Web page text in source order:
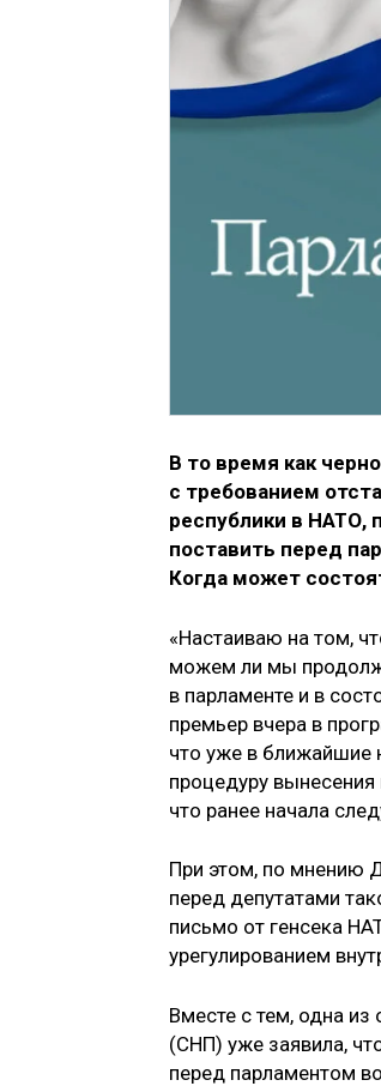
В то время как
с требованием
республики в НАТО,
поставить перед
Когда может
«Настаиваю на том,
можем ли мы
в парламенте и в
премьер вчера в
что уже в ближайшие
процедуру
что ранее начала
При этом, по мнению
перед депутатами
письмо от генсека
урегулированием
Вместе с тем, одна из
(СНП) уже заявила,
перед парламентом